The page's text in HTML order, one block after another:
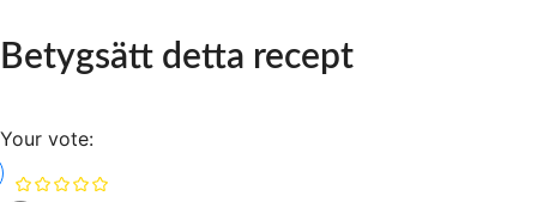
Betygsätt detta recept
Your vote: